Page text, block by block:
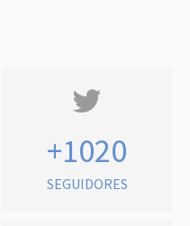
+1020
SEGUIDORES